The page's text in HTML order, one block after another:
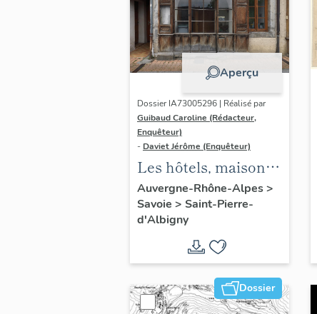
Aperçu
Dossier IA73005296 | Réalisé par
Guibaud Caroline (Rédacteur,
Enquêteur)
- Daviet Jérôme (Enquêteur)
Les hôtels, maisons
et immeubles du
bourg de Saint-
Pierre-d'Albigny
Auvergne-Rhône-Alpes>
Savoie > Saint-Pierre-
d'Albigny
Dossier